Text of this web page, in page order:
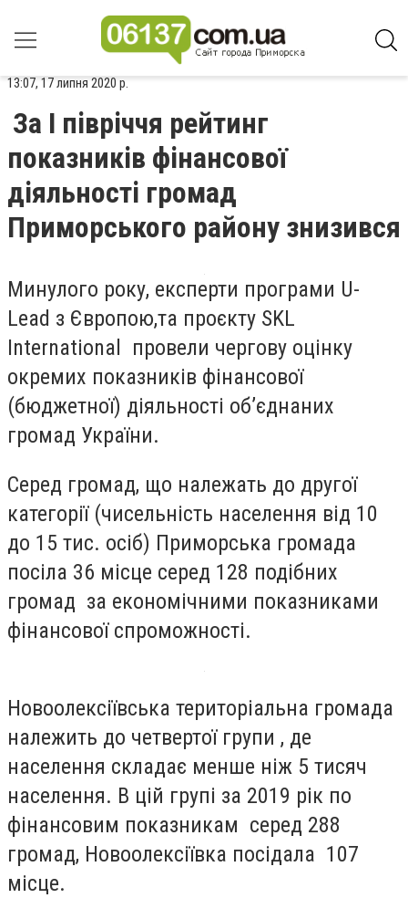
13:07, 17 липня 2020 р.
За І півріччя рейтинг
показників фінансової
діяльності громад
Приморського району знизився
Минулого року, експерти програми U-
Lead з Європою,та проєкту SKL
International провели чергову оцінку
окремих показників фінансової
(бюджетної) діяльності об’єднаних
громад України.
Серед громад, що належать до другої
категорії (чисельність населення від 10
до 15 тис. осіб) Приморська громада
посіла 36 місце серед 128 подібних
громад за економічними показниками
фінансової спроможності.
Новоолексіївська територіальна громада
належить до четвертої групи , де
населення складає менше ніж 5 тисяч
населення. В цій групі за 2019 рік по
фінансовим показникам серед 288
громад, Новоолексіївка посідала 107
місце.